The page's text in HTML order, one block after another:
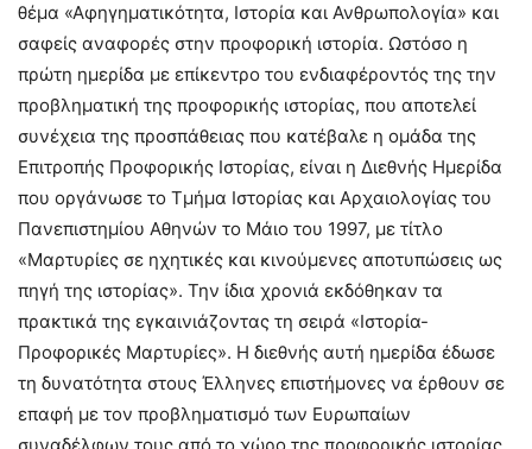
θέμα «Αφηγηματικότητα, Iστορία και Ανθρωπολογία» και
σαφείς αναφορές στην προφορική ιστορία. Ωστόσο η
πρώτη ημερίδα με επίκεντρο του ενδιαφέροντός της την
προβληματική της προφορικής ιστορίας, που αποτελεί
συνέχεια της προσπάθειας που κατέβαλε η ομάδα της
Επιτροπής Προφορικής Ιστορίας, είναι η Διεθνής Ημερίδα
που οργάνωσε το Tμήμα Iστορίας και Αρχαιολογίας του
Πανεπιστημίου Αθηνών το Μάιο του 1997, με τίτλο
«Μαρτυρίες σε ηχητικές και κινούμενες αποτυπώσεις ως
πηγή της ιστορίας». Την ίδια χρονιά εκδόθηκαν τα
πρακτικά της εγκαινιάζοντας τη σειρά «Ιστορία-
Προφορικές Mαρτυρίες». Η διεθνής αυτή ημερίδα έδωσε
τη δυνατότητα στους Έλληνες επιστήμονες να έρθουν σε
επαφή με τον προβληματισμό των Eυρωπαίων